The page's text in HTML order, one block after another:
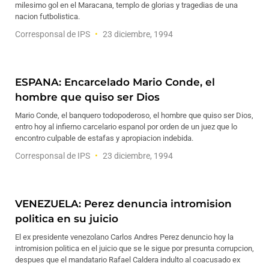
milesimo gol en el Maracana, templo de glorias y tragedias de una
nacion futbolistica.
Corresponsal de IPS 23 diciembre, 1994
ESPANA: Encarcelado Mario Conde, el
hombre que quiso ser Dios
Mario Conde, el banquero todopoderoso, el hombre que quiso ser Dios,
entro hoy al infierno carcelario espanol por orden de un juez que lo
encontro culpable de estafas y apropiacion indebida.
Corresponsal de IPS 23 diciembre, 1994
VENEZUELA: Perez denuncia intromision
politica en su juicio
El ex presidente venezolano Carlos Andres Perez denuncio hoy la
intromision politica en el juicio que se le sigue por presunta corrupcion,
despues que el mandatario Rafael Caldera indulto al coacusado ex